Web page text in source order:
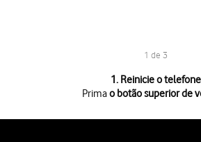
1 de 3
1. Reinicie o telefone
Primao botão superior de
Primao botão inferior de volume.